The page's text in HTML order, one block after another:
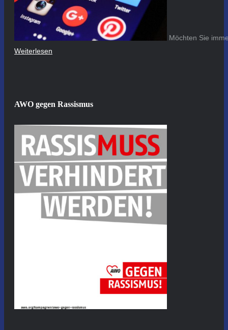
Möchten Sie
Weiterlesen
AWO gegen Rassismus